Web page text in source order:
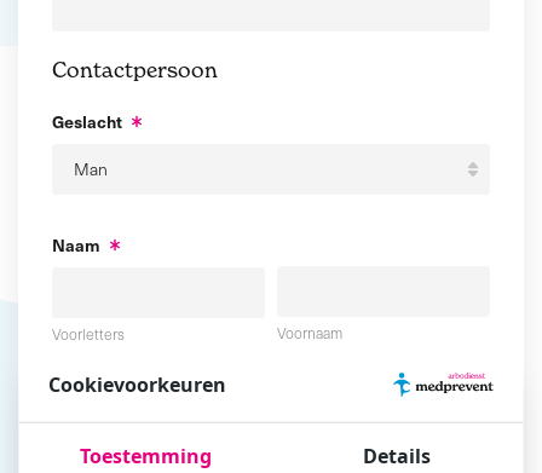
Contactpersoon
Geslacht
Naam
Voorletters Voornaam
Cookievoorkeuren
Toestemming Details